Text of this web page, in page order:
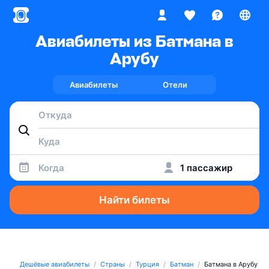
Авиабилеты из Батмана в
Арубу
Авиабилеты Отели
Когда 1 пассажир
Найти билеты
Дешёвые авиабилеты Страны Турция Батман Батмана в Арубу